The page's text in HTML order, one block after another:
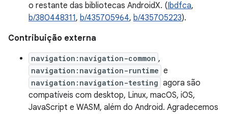
o restante das bibliotecas AndroidX. (Ibdfca,
b/380448311, b/435705964, b/435705223).
Contribuição externa
navigation:navigation-common ,
navigation:navigation-runtime e
navigation:navigation-testing agora são
compatíveis com desktop, Linux, macOS, iOS,
JavaScript e WASM, além do Android. Agradecemos